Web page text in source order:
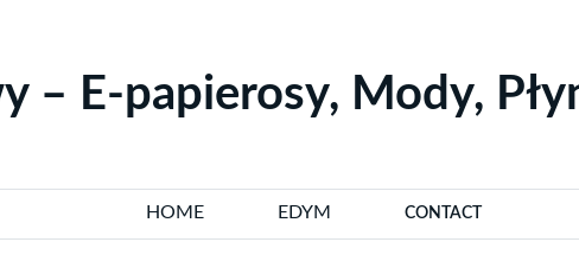
– E-papierosy, Mody,
HOME EDYM CONTACT